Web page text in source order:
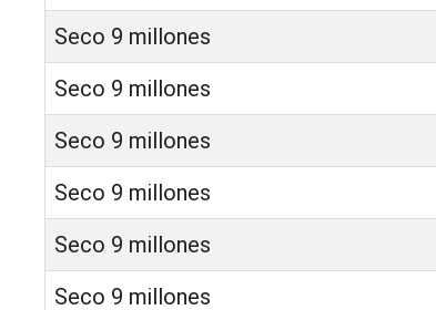
Seco 9 millones
Seco 9 millones
Seco 9 millones
Seco 9 millones
Seco 9 millones
Seco 9 millones